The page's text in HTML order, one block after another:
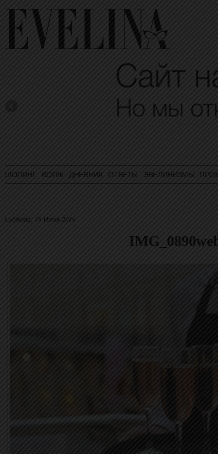
ШОПИНГ ВОЯЖ ДНЕВНИК ОТВЕТЫ ЭВЕЛИНИЗМЫ
Суббота, 18 Июня 2016